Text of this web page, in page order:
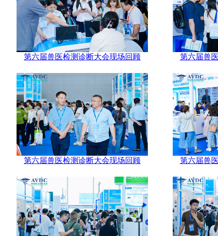
第六届兽医检测诊断大会现场回顾 第六届兽
第六届兽医检测诊断大会现场回顾 第六届兽